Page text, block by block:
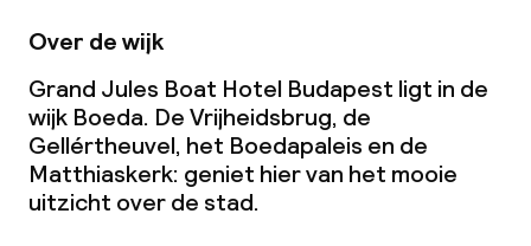
Over de wijk
Grand Jules Boat Hotel Budapest ligt in de
wijk Boeda. De Vrijheidsbrug, de
Gellértheuvel, het Boedapaleis en de
Matthiaskerk: geniet hier van het mooie
uitzicht over de stad.